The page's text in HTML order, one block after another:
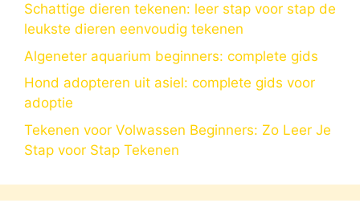
Schattige dieren tekenen: leer stap voor stap de
leukste dieren eenvoudig tekenen
Algeneter aquarium beginners: complete gids
Hond adopteren uit asiel: complete gids voor
adoptie
Tekenen voor Volwassen Beginners: Zo Leer Je
Stap voor Stap Tekenen